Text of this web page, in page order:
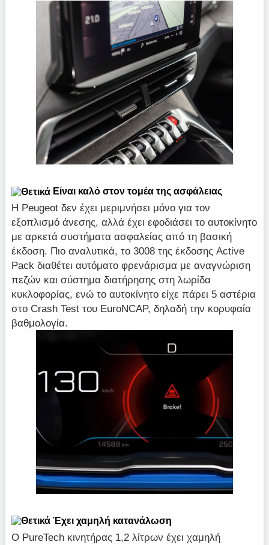
Είναι καλό στον τομέα της ασφάλειας
Η Peugeot δεν έχει μεριμνήσει μόνο για τον
εξοπλισμό άνεσης, αλλά έχει εφοδιάσει το αυτοκίνητο
με αρκετά συστήματα ασφαλείας από τη βασική
έκδοση. Πιο αναλυτικά, το 3008 της έκδοσης Active
Pack διαθέτει αυτόματο φρενάρισμα με αναγνώριση
πεζών και σύστημα διατήρησης στη λωρίδα
κυκλοφορίας, ενώ το αυτοκίνητο είχε πάρει 5 αστέρια
στο Crash Test του EuroNCAP, δηλαδή την κορυφαία
βαθμολογία.
Έχει χαμηλή κατανάλωση
Ο PureTech κινητήρας 1,2 λίτρων έχει χαμηλή